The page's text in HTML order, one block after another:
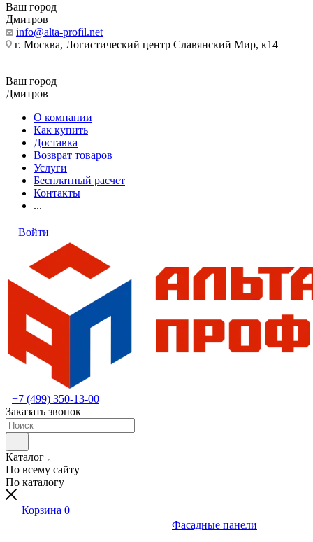
Ваш город
Дмитров
info@alta-profil.net
г. Москва, Логистический центр Славянский Мир, к14
Ваш город
Дмитров
О компании
Как купить
Доставка
Возврат товаров
Услуги
Бесплатный расчет
Контакты
...
Войти
+7 (499) 350-13-00
Заказать звонок
Каталог
По всему сайту
По каталогу
Корзина 0
Фасадные панели